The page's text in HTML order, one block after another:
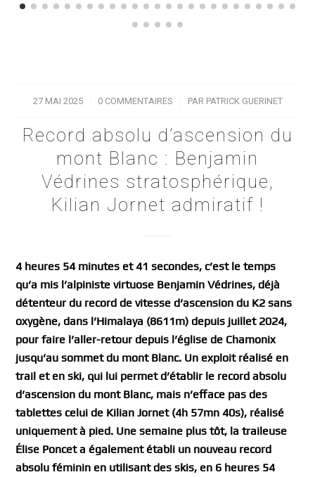
27 MAI 2025
/ 0 COMMENTAIRES
/ PAR PATRICK GUERINET
Record absolu d’ascension du
mont Blanc : Benjamin
Védrines stratosphérique,
Kilian Jornet admiratif !
4 heures 54 minutes et 41 secondes, c’est le temps
qu’a mis l’alpiniste virtuose Benjamin Védrines, déjà
détenteur du record de vitesse d’ascension du K2 sans
oxygène, dans l’Himalaya (8611m) depuis juillet 2024,
pour faire l’aller-retour depuis l’église de Chamonix
jusqu’au sommet du mont Blanc. Un exploit réalisé en
trail et en ski, qui lui permet d’établir le record absolu
d’ascension du mont Blanc, mais n’efface pas des
tablettes celui de Kilian Jornet (4h 57mn 40s), réalisé
uniquement à pied. Une semaine plus tôt, la traileuse
Élise Poncet a également établi un nouveau record
absolu féminin en utilisant des skis, en 6 heures 54